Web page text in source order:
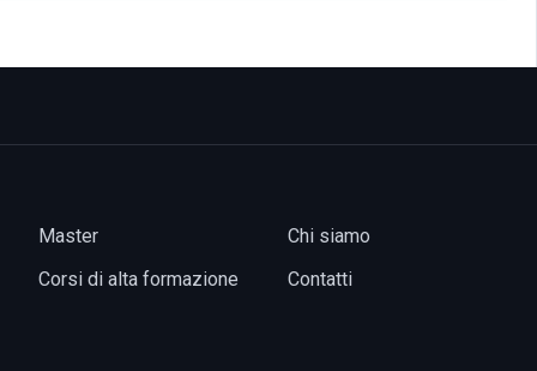
Master
Corsi di alta formazione
Chi siamo
Contatti